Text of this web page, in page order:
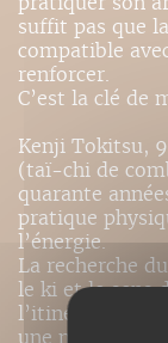
suffit pas que
compatible
renforcer.
C’est la clé de
Kenji Tokitsu,
(taï-chi de
quarante
pratique
l’énergie.
La recherche
le ki et le sens
l’itinéraire et
une méthode